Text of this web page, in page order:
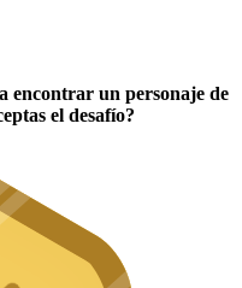
encontrar un personaje de
el desafío?